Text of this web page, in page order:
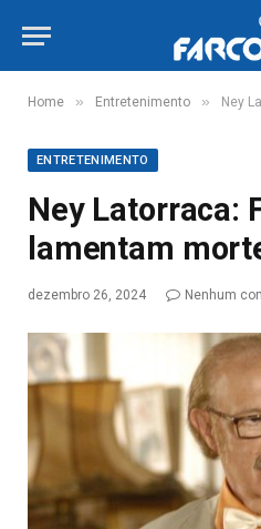
Home » Entretenimento » Ney
ENTRETENIMENTO
Ney Latorraca:
lamentam
dezembro 26, 2024 Nenhum